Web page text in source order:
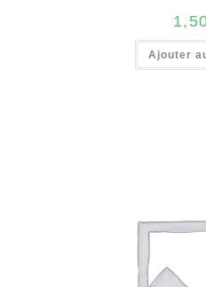
Ajouter